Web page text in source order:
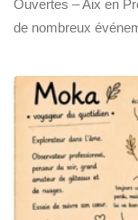
Ouvertes – Aix en
de nombreux